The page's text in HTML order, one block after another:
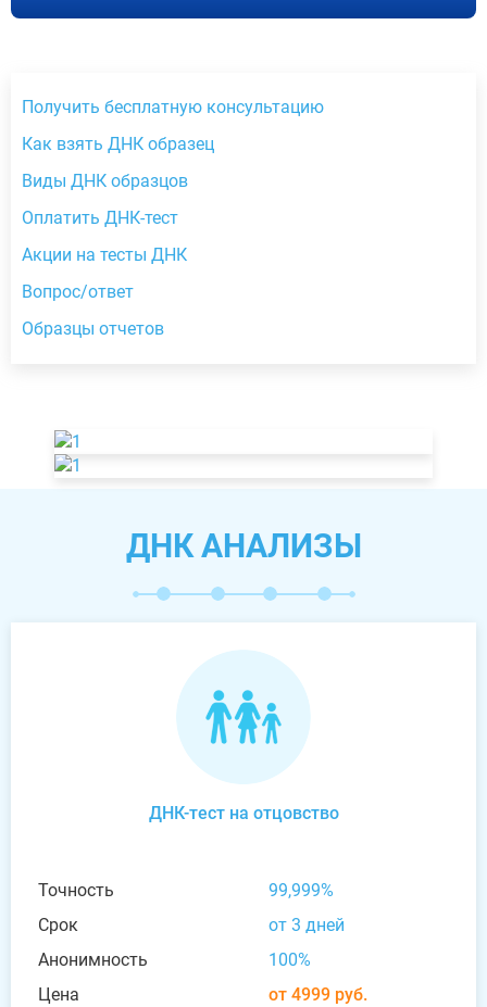
Получить бесплатную консультацию
Как взять ДНК образец
Виды ДНК образцов
Оплатить ДНК-тест
Акции на тесты ДНК
Вопрос/ответ
Образцы отчетов
ДНК АНАЛИЗЫ
ДНК-тест на отцовство
Точность
99,999%
Срок
от 3 дней
Анонимность
100%
Цена
от 4999 руб.